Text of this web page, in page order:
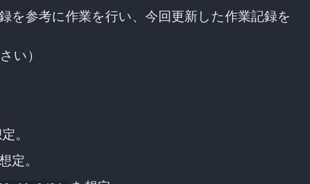
を参考に作業を行い、今回更新した作業記録を
い）
。
定。